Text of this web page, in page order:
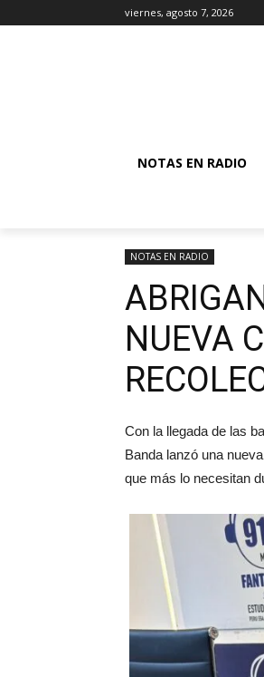
viernes, agosto 7, 2026
NOTAS EN RADIO
NOTAS EN RADIO
NUEVA
Con la llegada de las
Banda lanzó una
que más lo necesitan